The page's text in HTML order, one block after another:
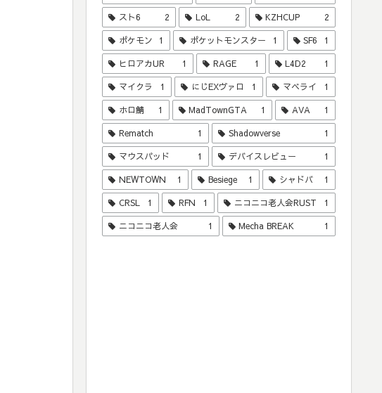
スト6 2 LoL 2 KZHCUP 2
ポケモン 1 ポケットモンスター 1 SF6 1
ヒロアカUR 1 RAGE 1 L4D2 1
マイクラ 1 にじEXヴァロ 1 マベライ 1
ホロ鯖 1 MadTownGTA 1 AVA 1
Rematch 1 Shadowverse 1
マウスパッド 1 デバイスレビュー 1
NEWTOWN 1 Besiege 1 シャドバ 1
CRSL 1 RFN 1 ニコニコ老人会RUST 1
ニコニコ老人会 1 Mecha BREAK 1